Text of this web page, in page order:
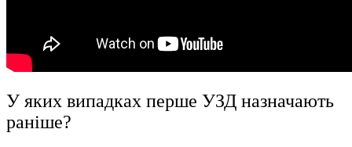
У яких випадках перше УЗД назначають
раніше?